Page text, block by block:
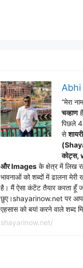
Abhi
“मेरा
चव्हाण
पिछले
सेशायरी
कोट्स,
और Images के क्षेत्र में लिख
भावनाओं को शब्दों में ढालना मेरी
है। मैं ऐसा कंटेंट तैयार करता हूँ
छुए।shayarinow.net पर
एहसास को बयां करने वाले शब्द
shayarinow.net/